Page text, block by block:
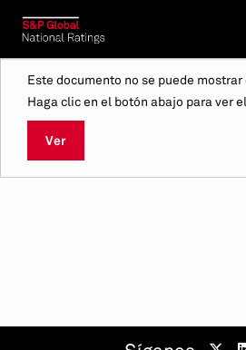
Este documento no se puede mostrar
Haga clic en el botón abajo para ver
Ver